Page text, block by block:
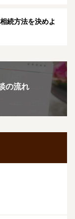
続方法を決めよ
の流れ